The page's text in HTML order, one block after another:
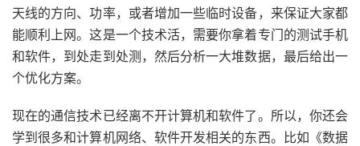
天线的方向、功率，或者增加一些临时设备，来保证大家都
能顺利上网。这是一个技术活，需要你拿着专门的测试手机
和软件，到处走到处测，然后分析一大堆数据，最后给出一
个优化方案。
现在的通信技术已经离不开计算机和软件了。所以，你还会
学到很多和计算机网络、软件开发相关的东西。比如《数据